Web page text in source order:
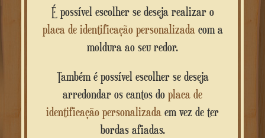
É possível escolher se deseja realizar o
placa de identificação personalizadacom a
moldura ao seu redor.
Também é possível escolher se deseja
arredondar os cantos do placa de
identificação personalizada em vez de ter
bordas afiadas.